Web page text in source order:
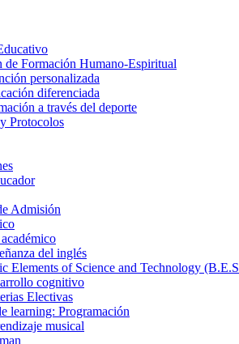
de Formación Humano-Espiritual
personalizada
diferenciada
a través del deporte
Protocolos
Admisión
del inglés
Elements of Science and Technology
cognitivo
Electivas
learning: Programación
musical